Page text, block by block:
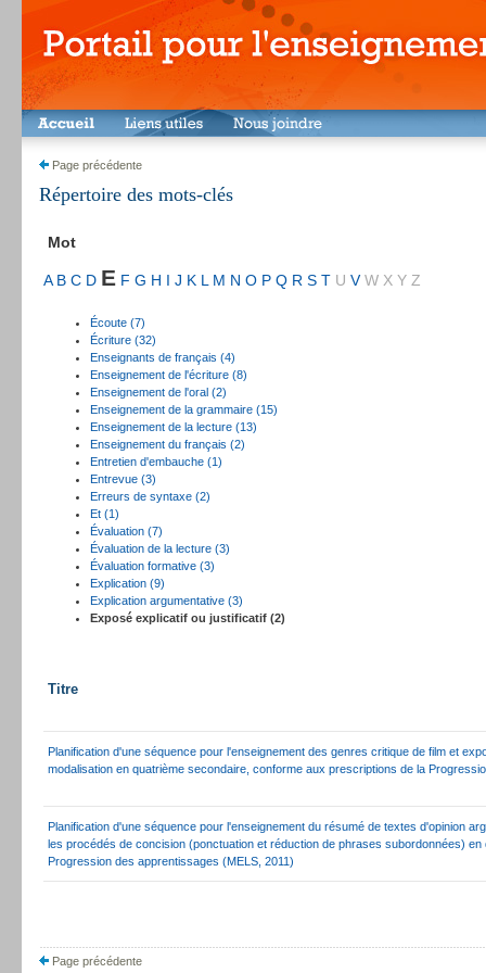
Page précédente
Répertoire des mots-clés
Mot
A B C D E F G H I J K L M N O P Q R S T U V W X Y Z
Écoute (7)
Écriture (32)
Enseignants de français (4)
Enseignement de l'écriture (8)
Enseignement de l'oral (2)
Enseignement de la grammaire (15)
Enseignement de la lecture (13)
Enseignement du français (2)
Entretien d'embauche (1)
Entrevue (3)
Erreurs de syntaxe (2)
Et (1)
Évaluation (7)
Évaluation de la lecture (3)
Évaluation formative (3)
Explication (9)
Explication argumentative (3)
Exposé explicatif ou justificatif (2)
Titre
Planification d'une séquence pour l'enseignement des genres critique de film et
modalisation en quatrième secondaire, conforme aux prescriptions de la
Planification d'une séquence pour l'enseignement du résumé de textes d'opinion
les procédés de concision (ponctuation et réduction de phrases subordonnées)
Progression des apprentissages (MELS, 2011)
Page précédente